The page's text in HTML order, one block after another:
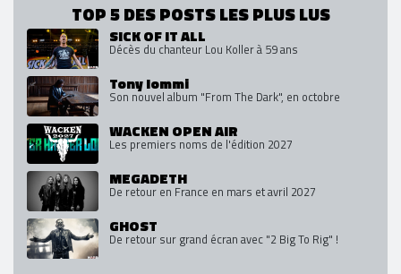
TOP 5 DES POSTS LES PLUS LUS
SICK OF IT ALL
Décès du chanteur Lou Koller à 59 ans
Tony Iommi
Son nouvel album "From The Dark", en octobre
WACKEN OPEN AIR
Les premiers noms de l'édition 2027
MEGADETH
De retour en France en mars et avril 2027
GHOST
De retour sur grand écran avec "2 Big To Rig" !